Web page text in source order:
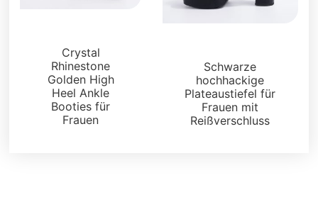
Crystal
Rhinestone
Golden High
Heel Ankle
Booties für
Frauen
Schwarze
hochhackige
Plateaustiefel für
Frauen mit
Reißverschluss